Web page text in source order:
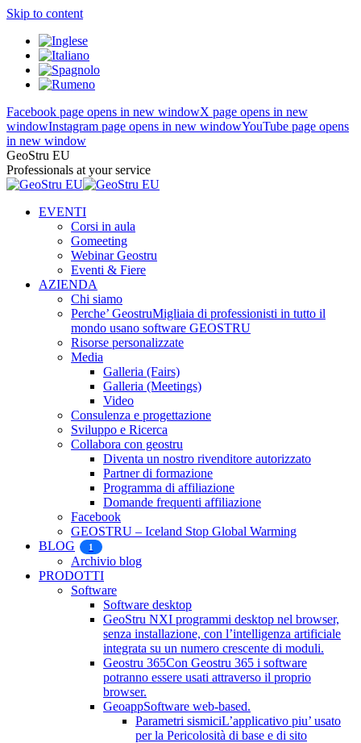
Skip to content
Facebook page opens in new windowX page opens in new
windowInstagram page opens in new windowYouTube page opens
in new window
GeoStru EU
Professionals at your service
EVENTI
Corsi in aula
Gomeeting
Webinar Geostru
Eventi & Fiere
AZIENDA
Chi siamo
Perche’ GeostruMigliaia di professionisti in tutto il
mondo usano software GEOSTRU
Risorse personalizzate
Media
Galleria (Fairs)
Galleria (Meetings)
Video
Consulenza e progettazione
Sviluppo e Ricerca
Collabora con geostru
Diventa un nostro rivenditore autorizzato
Partner di formazione
Programma di affiliazione
Domande frequenti affiliazione
Facebook
GEOSTRU – Iceland Stop Global Warming
BLOG
1
Archivio blog
PRODOTTI
Software
Software desktop
GeoStru NXI programmi desktop nel browser,
senza installazione, con l’intelligenza artificiale
integrata su un numero crescente di moduli.
Geostru 365Con Geostru 365 i software
potranno essere usati attraverso il proprio
browser.
GeoappSoftware web-based.
Parametri sismiciL’applicativo piu’ usato
per la Pericolosità di base e di sito